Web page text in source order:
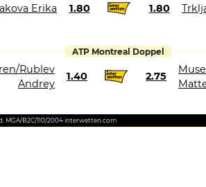
Erika 1.80 1.80
ATP Montreal Doppel
Rublev
Andrey
1.40 2.75
MGA/B2C/110/2004 interwetten.com